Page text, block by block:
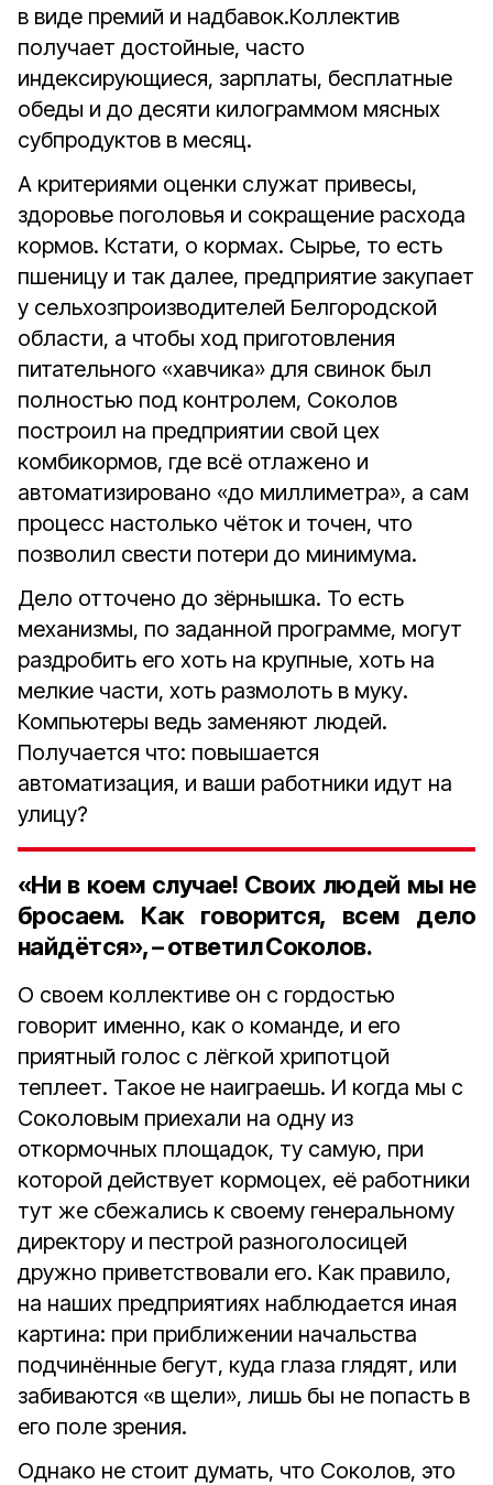
в виде премий и надбавок.Коллектив
получает достойные, часто
индексирующиеся, зарплаты, бесплатные
обеды и до десяти килограммом мясных
субпродуктов в месяц.
А критериями оценки служат привесы,
здоровье поголовья и сокращение расхода
кормов. Кстати, о кормах. Сырье, то есть
пшеницу и так далее, предприятие закупает
у сельхозпроизводителей Белгородской
области, а чтобы ход приготовления
питательного «хавчика» для свинок был
полностью под контролем, Соколов
построил на предприятии свой цех
комбикормов, где всё отлажено и
автоматизировано «до миллиметра», а сам
процесс настолько чёток и точен, что
позволил свести потери до минимума.
Дело отточено до зёрнышка. То есть
механизмы, по заданной программе, могут
раздробить его хоть на крупные, хоть на
мелкие части, хоть размолоть в муку.
Компьютеры ведь заменяют людей.
Получается что: повышается
автоматизация, и ваши работники идут на
улицу?
«Ни в коем случае! Своих людей мы не
бросаем. Как говорится, всем дело
найдётся», – ответил Соколов.
О своем коллективе он с гордостью
говорит именно, как о команде, и его
приятный голос с лёгкой хрипотцой
теплеет. Такое не наиграешь. И когда мы с
Соколовым приехали на одну из
откормочных площадок, ту самую, при
которой действует кормоцех, её работники
тут же сбежались к своему генеральному
директору и пестрой разноголосицей
дружно приветствовали его. Как правило,
на наших предприятиях наблюдается иная
картина: при приближении начальства
подчинённые бегут, куда глаза глядят, или
забиваются «в щели», лишь бы не попасть в
его поле зрения.
Однако не стоит думать, что Соколов, это